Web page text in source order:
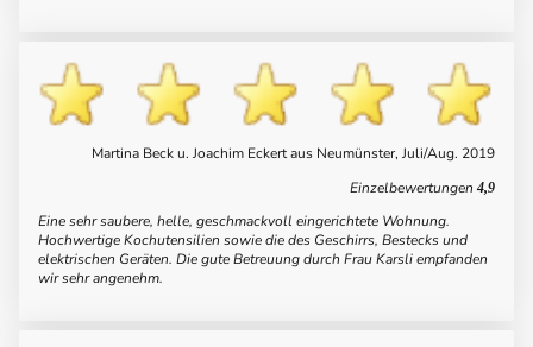
Martina Beck u. Joachim Eckert aus Neumünster, Juli/Aug. 2019
Einzelbewertungen 4,9
Eine sehr saubere, helle, geschmackvoll eingerichtete Wohnung.
Hochwertige Kochutensilien sowie die des Geschirrs, Bestecks und
elektrischen Geräten. Die gute Betreuung durch Frau Karsli empfanden
wir sehr angenehm.